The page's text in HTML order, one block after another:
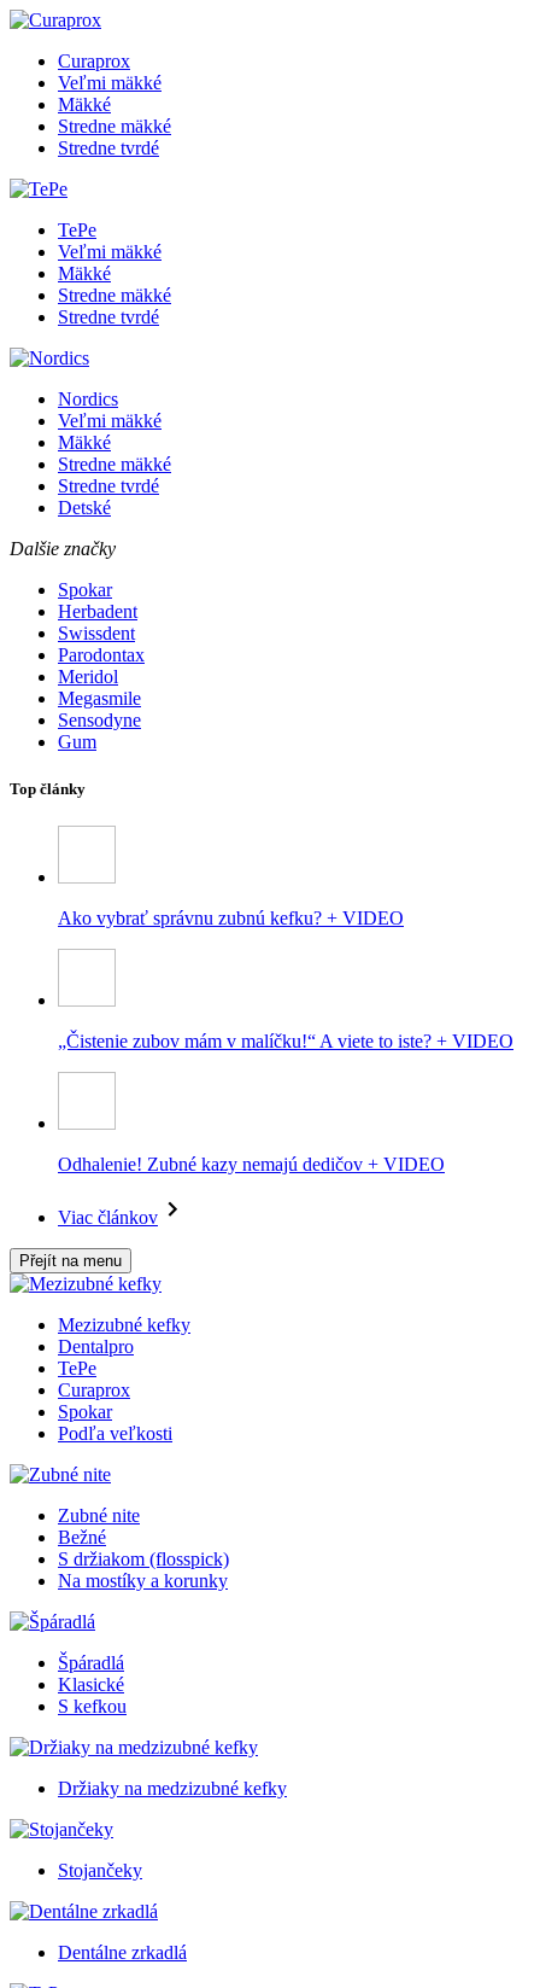
Curaprox
Veľmi mäkké
Mäkké
Stredne mäkké
Stredne tvrdé
TePe
Veľmi mäkké
Mäkké
Stredne mäkké
Stredne tvrdé
Nordics
Veľmi mäkké
Mäkké
Stredne mäkké
Stredne tvrdé
Detské
Dalšie značky
Spokar
Herbadent
Swissdent
Parodontax
Meridol
Megasmile
Sensodyne
Gum
Top články
Ako vybrať správnu zubnú kefku? + VIDEO
„Čistenie zubov mám v malíčku!“ A viete to iste? + VIDEO
Odhalenie! Zubné kazy nemajú dedičov + VIDEO
Viac článkov
Přejít na menu
Mezizubné kefky
Dentalpro
TePe
Curaprox
Spokar
Podľa veľkosti
Zubné nite
Bežné
S držiakom (flosspick)
Na mostíky a korunky
Špáradlá
Klasické
S kefkou
Držiaky na medzizubné kefky
Stojančeky
Dentálne zrkadlá